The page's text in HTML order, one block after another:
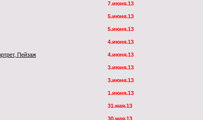
7.июня.13
5.июня.13
5.июня.13
4.июня.13
Пейзаж 4.июня.13
3.июня.13
3.июня.13
1.июня.13
31.мая.13
30.мая.13